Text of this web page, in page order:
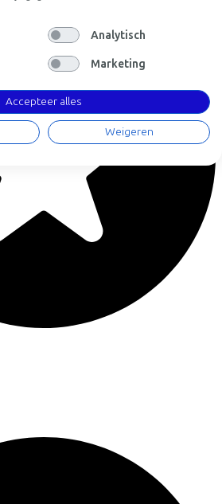
Analytisch
Marketing
Accepteer alles
Weigeren